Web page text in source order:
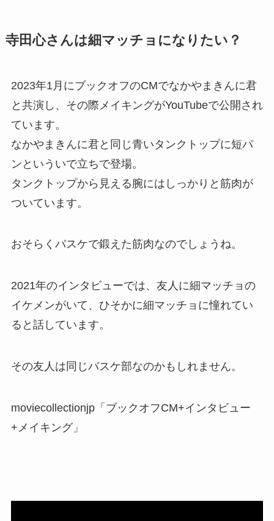
寺田心さんは細マッチョになりたい？
2023年1月にブックオフのCMでなかやまきんに君
と共演し、その際メイキングがYouTubeで公開され
ています。
なかやまきんに君と同じ青いタンクトップに短パ
ンといういで立ちで登場。
タンクトップから見える腕にはしっかりと筋肉が
ついています。
おそらくバスケで鍛えた筋肉なのでしょうね。
2021年のインタビューでは、友人に細マッチョの
イケメンがいて、ひそかに細マッチョに憧れてい
ると話しています。
その友人は同じバスケ部なのかもしれません。
moviecollectionjp「ブックオフCM+インタビュー
+メイキング」